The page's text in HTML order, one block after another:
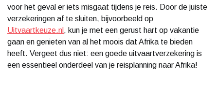
voor het geval er iets misgaat tijdens je reis. Door de juiste
verzekeringen af te sluiten, bijvoorbeeld op
Uitvaartkeuze.nl , kun je met een gerust hart op vakantie
gaan en genieten van al het moois dat Afrika te bieden
heeft. Vergeet dus niet: een goede uitvaartverzekering is
een essentieel onderdeel van je reisplanning naar Afrika!